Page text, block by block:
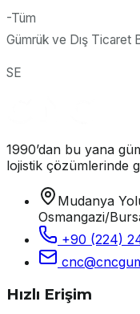
-Tüm
Gümrük ve Dış Ticaret
SE
1990’dan bu yana
lojistik çözümlerinde
Mudanya
Osmangazi/
+90 (224)
Hızlı Erişim